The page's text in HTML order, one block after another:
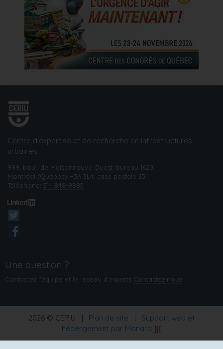
Centre d’expertise et de recherche en infrastructures
urbaines
999, boul. de Maisonneuve Ouest, bureau 1620
Montréal (Québec) H3A 3L4, case postale 25
Téléphone: 514 848-9885
Une question ?
Contactez l'équipe et le réseau d’experts Contactez‑nous !
2026 © CERIU Plan de site
Support web et
hébergement par Monarq